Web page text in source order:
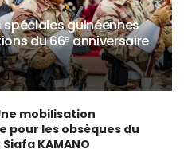
spéciales guinéennes
du 66ᵉ anniversaire
mobilisation
pour les obsèques du
KAMANO